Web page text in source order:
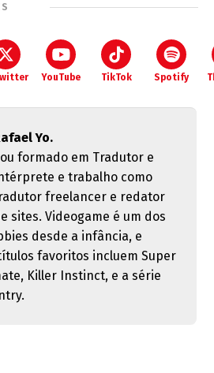
YouTube TikTok Spotify
Yo.
formado em Tradutor e
e trabalho como
freelancer e redator
sites. Videogame é um dos
desde a infância, e
favoritos incluem Super
Killer Instinct, e a série